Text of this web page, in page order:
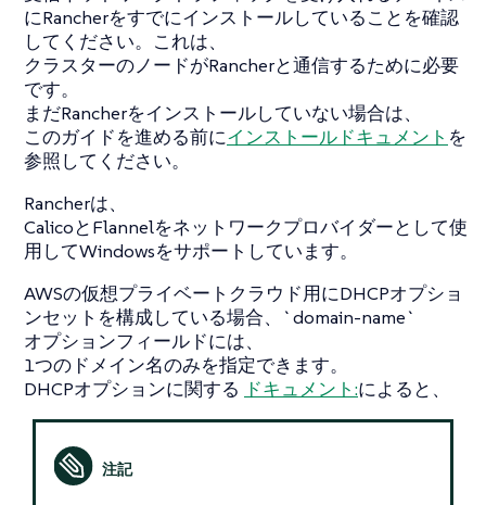
にRancherをすでにインストールしていることを確認
してください。これは、
クラスターのノードがRancherと通信するために必要
です。
まだRancherをインストールしていない場合は、
このガイドを進める前にインストールドキュメント を
参照してください。
Rancherは、
CalicoとFlannelをネットワークプロバイダーとして使
用してWindowsをサポートしています。
AWSの仮想プライベートクラウド用にDHCPオプショ
ンセットを構成している場合、`domain-name`
オプションフィールドには、
1つのドメイン名のみを指定できます。
DHCPオプションに関する ドキュメント:によると、